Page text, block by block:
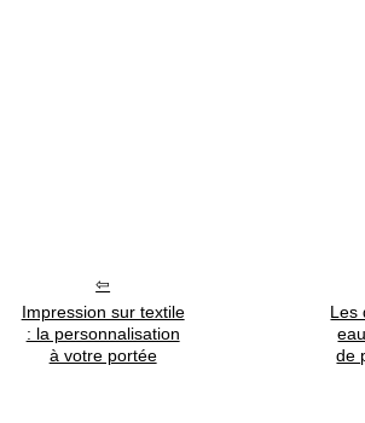
Impression sur textile
: la personnalisation
à votre portée
Les
de